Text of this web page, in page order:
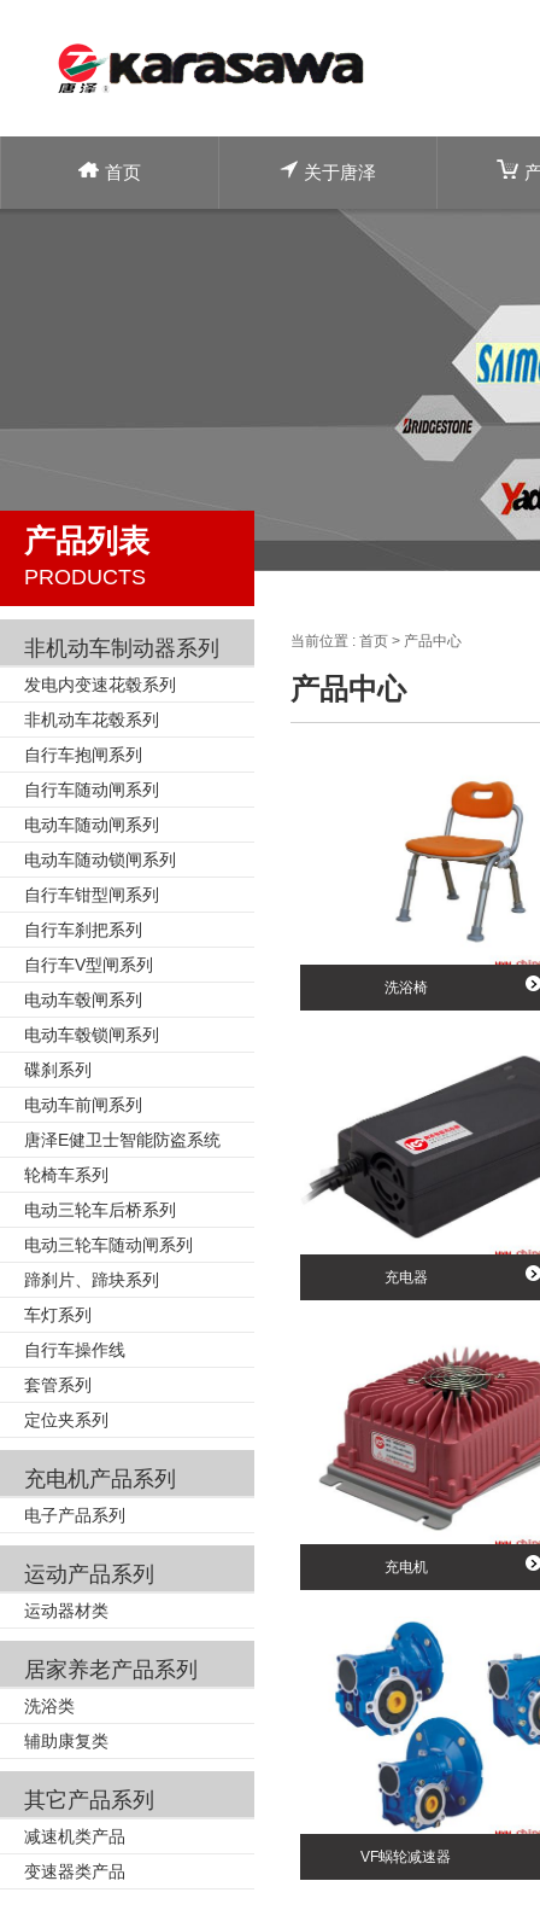
首页 关于唐泽
产品列表
PRODUCTS
非机动车制动器系列
发电内变速花毂系列
非机动车花毂系列
自行车抱闸系列
自行车随动闸系列
电动车随动闸系列
电动车随动锁闸系列
自行车钳型闸系列
自行车刹把系列
自行车V型闸系列
电动车毂闸系列
电动车毂锁闸系列
碟刹系列
电动车前闸系列
唐泽E健卫士智能防盗系统
轮椅车系列
电动三轮车后桥系列
电动三轮车随动闸系列
蹄刹片、蹄块系列
车灯系列
自行车操作线
套管系列
定位夹系列
充电机产品系列
电子产品系列
运动产品系列
运动器材类
居家养老产品系列
洗浴类
辅助康复类
其它产品系列
减速机类产品
变速器类产品
当前位置 : 首页 > 产品中心
产品中心
洗浴椅
充电器
充电机
VF蜗轮减速器